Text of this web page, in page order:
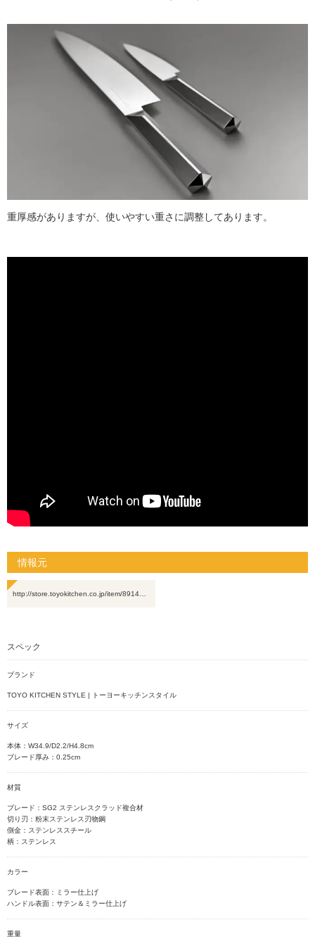
重厚感がありますが、使いやすい重さに調整してあります。
情報元
http://store.toyokitchen.co.jp/item/8914…
スペック
ブランド
TOYO KITCHEN STYLE | トーヨーキッチンスタイル
サイズ
本体：W34.9/D2.2/H4.8cm
ブレード厚み：0.25cm
材質
ブレード：SG2 ステンレスクラッド複合材
切り刃：粉末ステンレス刃物鋼
側金：ステンレススチール
柄：ステンレス
カラー
ブレード表面：ミラー仕上げ
ハンドル表面：サテン＆ミラー仕上げ
重量